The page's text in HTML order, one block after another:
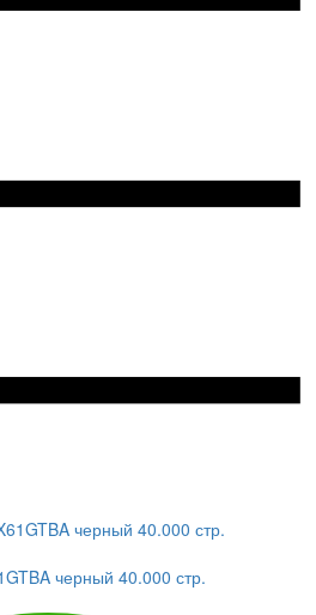
черный 40.000 стр.